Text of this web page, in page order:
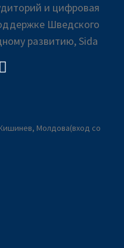
и цифровая
Шведского
развитию, Sida
Молдова(вход со